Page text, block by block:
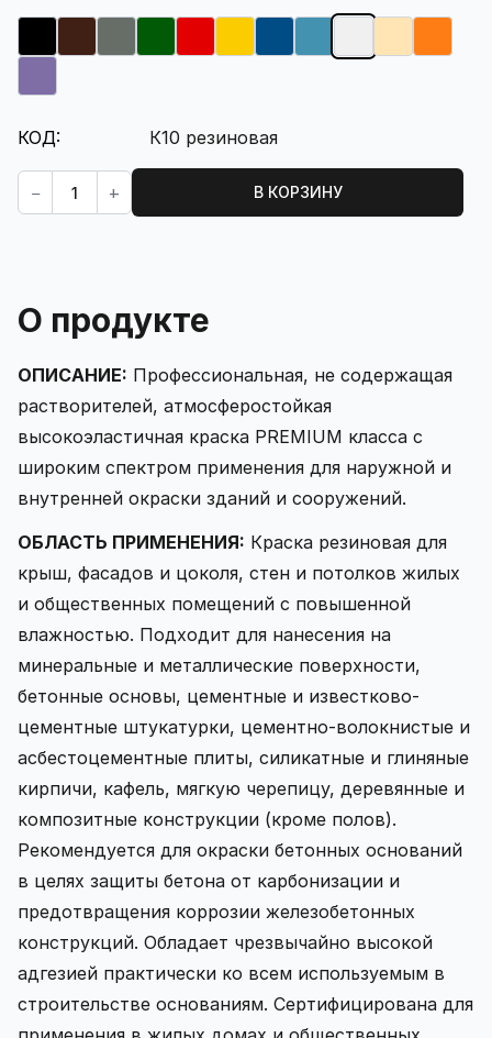
КОД: К10 резиновая
Кол-во:
− + В КОРЗИНУ
О продукте
ОПИСАНИЕ: Профессиональная, не содержащая
растворителей, атмосферостойкая
высокоэластичная краска PREMIUM класса с
широким спектром применения для наружной и
внутренней окраски зданий и сооружений.
ОБЛАСТЬ ПРИМЕНЕНИЯ: Краска резиновая для
крыш, фасадов и цоколя, стен и потолков жилых
и общественных помещений с повышенной
влажностью. Подходит для нанесения на
минеральные и металлические поверхности,
бетонные основы, цементные и известково-
цементные штукатурки, цементно-волокнистые и
асбестоцементные плиты, силикатные и глиняные
кирпичи, кафель, мягкую черепицу, деревянные и
композитные конструкции (кроме полов).
Рекомендуется для окраски бетонных оснований
в целях защиты бетона от карбонизации и
предотвращения коррозии железобетонных
конструкций. Обладает чрезвычайно высокой
адгезией практически ко всем используемым в
строительстве основаниям. Сертифицирована для